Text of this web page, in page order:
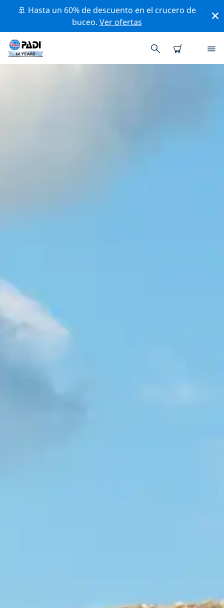
🚢 Hasta un 60% de descuento en el crucero de
buceo. Ver ofertas